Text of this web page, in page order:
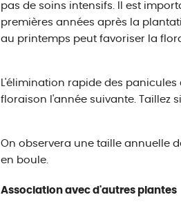
pas de soins intensifs. Il est
premières années après la
au printemps peut favoriser la
L'élimination rapide des
floraison l'année suivante. Taillez
On observera une taille annuelle
en boule.
Association avec d'autres plantes